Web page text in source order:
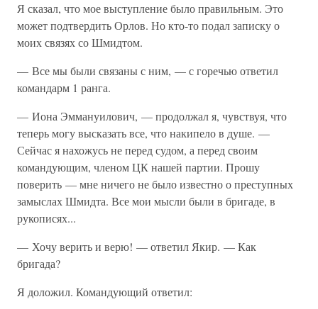
Я сказал, что мое выступление было правильным. Это
может подтвердить Орлов. Но кто-то подал записку о
моих связях со Шмидтом.
— Все мы были связаны с ним, — с горечью ответил
командарм 1 ранга.
— Иона Эммануилович, — продолжал я, чувствуя, что
теперь могу высказать все, что накипело в душе. —
Сейчас я нахожусь не перед судом, а перед своим
командующим, членом ЦК нашей партии. Прошу
поверить — мне ничего не было известно о преступных
замыслах Шмидта. Все мои мысли были в бригаде, в
рукописях...
— Хочу верить и верю! — ответил Якир. — Как
бригада?
Я доложил. Командующий ответил: